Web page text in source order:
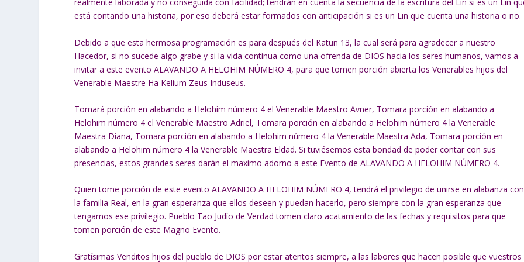
está contando una historia, por eso deberá estar formados con anticipación si es un Lin que cuenta una historia o no.
Debido a que esta hermosa programación es para después del Katun 13, la cual será para agradecer a nuestro
Hacedor, si no sucede algo grabe y si la vida continua como una ofrenda de DIOS hacia los seres humanos, vamos a
invitar a este evento ALAVANDO A HELOHIM NÚMERO 4, para que tomen porción abierta los Venerables hijos del
Venerable Maestre Ha Kelium Zeus Induseus.
Tomará porción en alabando a Helohim número 4 el Venerable Maestro Avner, Tomara porción en alabando a
Helohim número 4 el Venerable Maestro Adriel, Tomara porción en alabando a Helohim número 4 la Venerable
Maestra Diana, Tomara porción en alabando a Helohim número 4 la Venerable Maestra Ada, Tomara porción en
alabando a Helohim número 4 la Venerable Maestra Eldad. Si tuviésemos esta bondad de poder contar con sus
presencias, estos grandes seres darán el maximo adorno a este Evento de ALAVANDO A HELOHIM NÚMERO 4.
Quien tome porción de este evento ALAVANDO A HELOHIM NÚMERO 4, tendrá el privilegio de unirse en alabanza con
la familia Real, en la gran esperanza que ellos deseen y puedan hacerlo, pero siempre con la gran esperanza que
tengamos ese privilegio. Pueblo Tao Judío de Verdad tomen claro acatamiento de las fechas y requisitos para que
tomen porción de este Magno Evento.
Gratísimas Venditos hijos del pueblo de DIOS por estar atentos siempre, a las labores que hacen posible que vuestros